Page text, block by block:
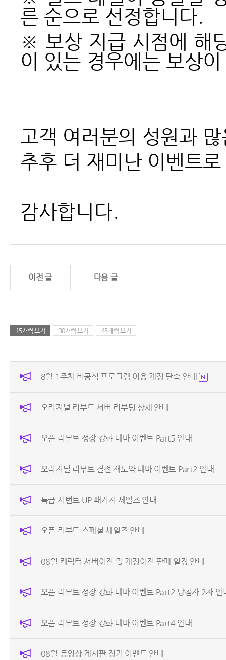
른 순으로 선정합니다.
※ 보상 지급 시점에 해
이 있는 경우에는 보상
고객 여러분의 성원과
추후 더 재미난 이벤트
감사합니다.
이전 글 다음 글
15개씩 보기 30개씩 보기 45개씩 보기
8월 1주차 비공식 프로그램 이용 계정 단속 안내
오리지널 리부트 서버 리부팅 상세 안내
오픈 리부트 성장 강화 테마 이벤트 Part5 안내
오리지널 리부트 결전 재도약 테마 이벤트 Part2 안내
특급 서번트 UP 패키지 세일즈 안내
오픈 리부트 스페셜 세일즈 안내
08월 캐릭터 서버이전 및 계정이전 판매 일정 안내
오픈 리부트 성장 강화 테마 이벤트 Part2 당첨자 2차 안
오픈 리부트 성장 강화 테마 이벤트 Part4 안내
08월 동영상 게시판 정기 이벤트 안내